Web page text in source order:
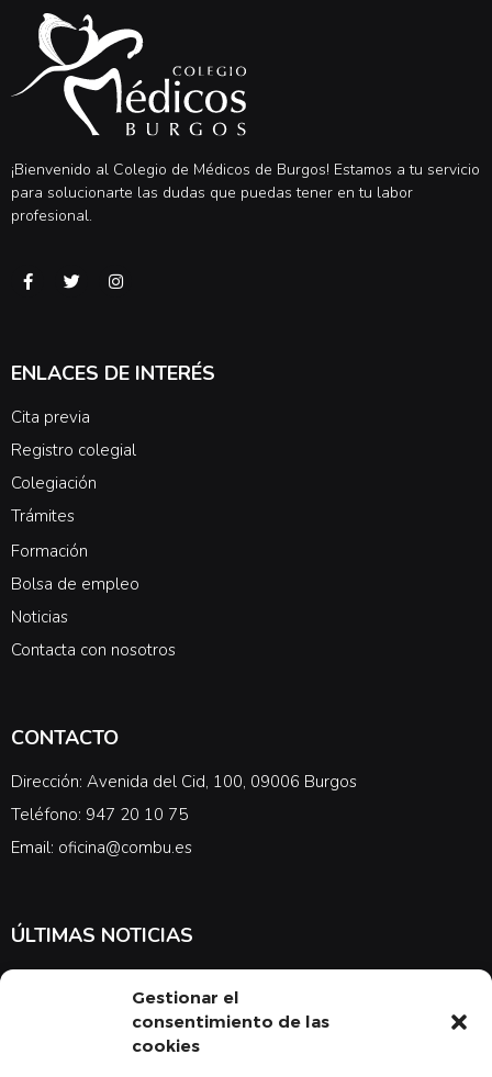
Gestionar el
consentimiento de las
cookies
¡Bienvenido al Colegio de Médicos de Burgos! Estamos a tu servicio
para solucionarte las dudas que puedas tener en tu labor
profesional.
ENLACES DE INTERÉS
Cita previa
Registro colegial
Colegiación
Trámites
Formación
Bolsa de empleo
Noticias
Contacta con nosotros
CONTACTO
Dirección: Avenida del Cid, 100, 09006 Burgos
Teléfono: 947 20 10 75
Email: oficina@combu.es
ÚLTIMAS NOTICIAS
noticias en cuanto a medicina y el COMBU